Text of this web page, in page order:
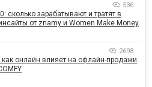
536
сколько зарабатывают и тратят в
от znamy и Women Make Money
2698
как онлайн влияет на офлайн-продажи